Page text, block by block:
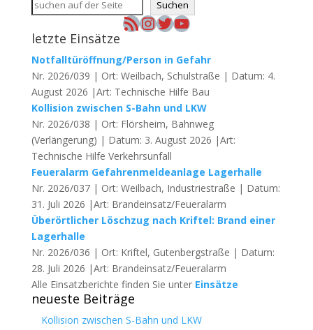
Suchen
RSS-FeedInstagram
Twitter
YouTube
letzte Einsätze
Notfalltüröffnung/Person in Gefahr
Nr. 2026/039 | Ort: Weilbach, Schulstraße | Datum: 4.
August 2026 |Art: Technische Hilfe Bau
Kollision zwischen S-Bahn und LKW
Nr. 2026/038 | Ort: Flörsheim, Bahnweg
(Verlängerung) | Datum: 3. August 2026 |Art:
Technische Hilfe Verkehrsunfall
Feueralarm Gefahrenmeldeanlage Lagerhalle
Nr. 2026/037 | Ort: Weilbach, Industriestraße | Datum:
31. Juli 2026 |Art: Brandeinsatz/Feueralarm
Überörtlicher Löschzug nach Kriftel: Brand einer
Lagerhalle
Nr. 2026/036 | Ort: Kriftel, Gutenbergstraße | Datum:
28. Juli 2026 |Art: Brandeinsatz/Feueralarm
Alle Einsatzberichte finden Sie unter Einsätze
neueste Beiträge
Kollision zwischen S-Bahn und LKW